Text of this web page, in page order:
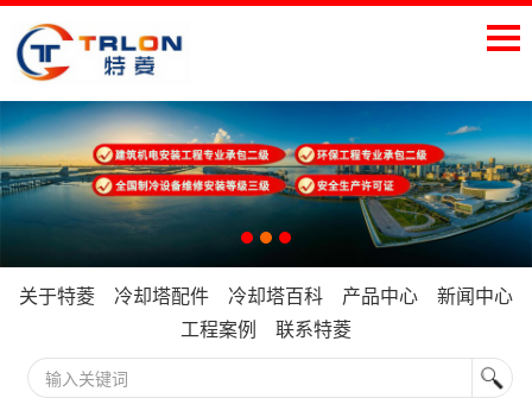
关于特菱 冷却塔配件 冷却塔百科 产品中心
新闻中心
工程案例
联系特菱